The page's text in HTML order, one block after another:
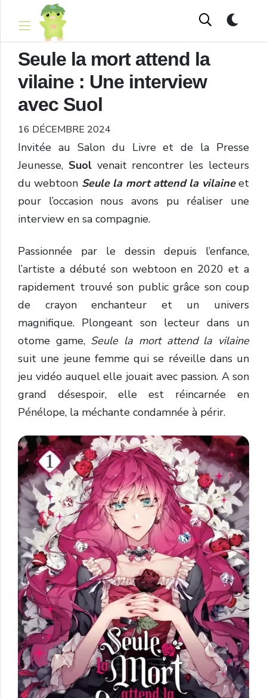
Seule la mort attend la
vilaine : Une interview
avec Suol
16 DÉCEMBRE 2024
Invitée au Salon du Livre et de la Presse
Jeunesse, Suolvenait rencontrer les lecteurs
du webtoon Seule la mort attend la vilaine et
pour l’occasion nous avons pu réaliser une
interview en sa compagnie.
Passionnée par le dessin depuis l’enfance,
l’artiste a débuté son webtoon en 2020 et a
rapidement trouvé son public grâce son coup
de crayon enchanteur et un univers
magnifique. Plongeant son lecteur dans un
otome game, Seule la mort attend la vilaine
suit une jeune femme qui se réveille dans un
jeu vidéo auquel elle jouait avec passion. A son
grand désespoir, elle est réincarnée en
Pénélope, la méchante condamnée à périr.